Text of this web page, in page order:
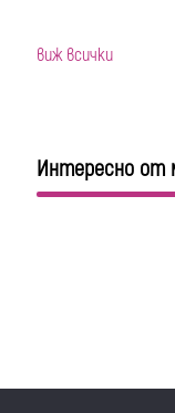
виж всички
Интересно от